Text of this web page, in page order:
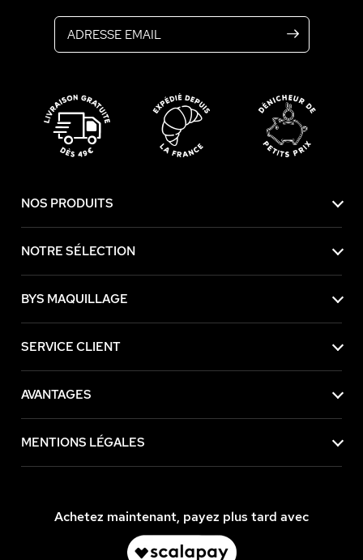
NOS PRODUITS
NOTRE SÉLECTION
BYS MAQUILLAGE
SERVICE CLIENT
AVANTAGES
MENTIONS LÉGALES
Achetez maintenant, payez plus tard avec